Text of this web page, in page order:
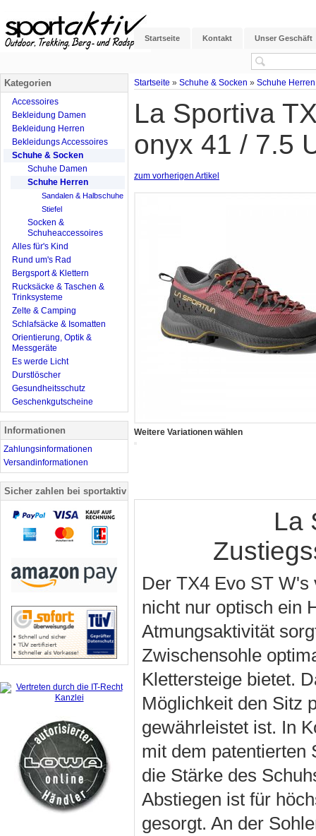
Startseite Kontakt Unser Geschäft
Startseite » Schuhe & Socken » Schuhe Herren
La Sportiva
onyx 41 / 7.5
zum vorherigen Artikel
Weitere Variationen wählen
La
Der TX4 Evo ST
nicht nur optisch ein
Atmungsaktivität
Zwischensohle
Klettersteige bietet.
Möglichkeit den Sitz
gewährleistet ist. In
mit dem
die Stärke des
Abstiegen ist für
gesorgt. An der
Kategorien
Accessoires
Bekleidung Damen
Bekleidung Herren
Bekleidungs Accessoires
Schuhe & Socken
Schuhe Damen
Schuhe Herren
Sandalen & Halbschuhe
Stiefel
Socken &
Schuheaccessoires
Alles für's Kind
Rund um's Rad
Bergsport & Klettern
Rucksäcke & Taschen &
Trinksysteme
Zelte & Camping
Schlafsäcke & Isomatten
Orientierung, Optik &
Messgeräte
Es werde Licht
Durstlöscher
Gesundheitsschutz
Geschenkgutscheine
Informationen
Zahlungsinformationen
Versandinformationen
Sicher zahlen bei sportaktiv